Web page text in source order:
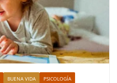
BUENA VIDA PSICOLOGÍA